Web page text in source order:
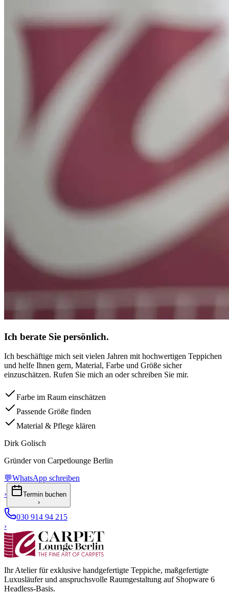
Ich berate Sie persönlich.
Ich beschäftige mich seit vielen Jahren mit hochwertigen Teppichen
und helfe Ihnen gern, Material, Farbe und Größe sicher
einzuschätzen. Rufen Sie mich an oder schreiben Sie mir.
Farbe im Raum einschätzen
Passende Größe finden
Material & Pflege klären
Dirk Golisch
Gründer von Carpetlounge Berlin
💬WhatsApp schreiben
›
Termin buchen
›
030 914 94 215
›
Ihr Atelier für exklusive handgefertigte Teppiche, maßgefertigte
Luxusläufer und anspruchsvolle Raumgestaltung auf Shopware 6
Headless-Basis.